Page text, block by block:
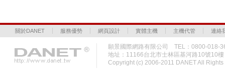
關於DANET 服務優勢 網頁設計 實體主機 主機代管 連絡
願景國際網路有限公司 TEL：0800-018-
地址：11166台北市士林區基河路10號10
Copyright (c) 2006-2011 DANET All